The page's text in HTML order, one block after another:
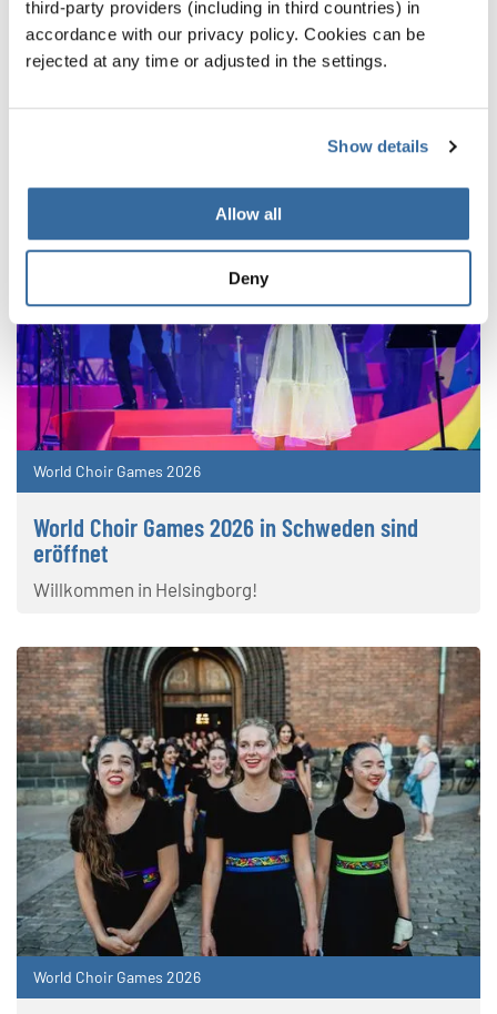
third-party providers (including in third countries) in
accordance with our privacy policy. Cookies can be
rejected at any time or adjusted in the settings.
Show details
Allow all
Deny
VERWANDTE NEWS
World Choir Games 2026
World Choir Games 2026 in Schweden sind
eröffnet
Willkommen in Helsingborg!
World Choir Games 2026